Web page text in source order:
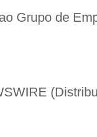
Grupo de